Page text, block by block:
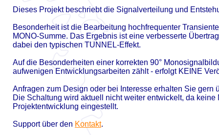
Dieses Projekt beschriebt die Signalverteilung und
Besonderheit ist die Bearbeitung hochfrequenter
MONO-Summe. Das Ergebnis ist eine verbesserte
dabei den typischen TUNNEL-Effekt.
Auf die Besonderheiten einer korrekten 90°
aufwenigen Entwicklungsarbeiten zählt - erfolgt KEINE
Anfragen zum Design oder bei Interesse erhalten Sie gern
Die Schaltung wird aktuell nicht weiter entwickelt, da keine
Projektentwicklung eingestellt.
Support über den Kontakt.